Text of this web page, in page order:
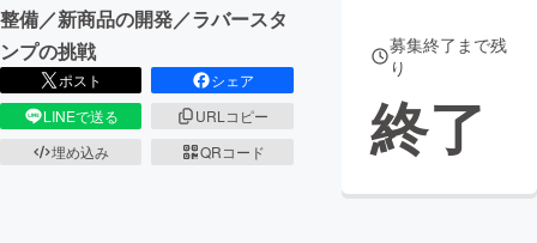
整備／新商品の開発／ラバースタ
ンプの挑戦
ポスト
シェア
LINEで送る
URLコピー
埋め込み
QRコード
募集終了まで残
り
終了